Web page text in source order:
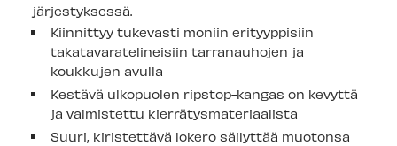
järjestyksessä.
Kiinnittyy tukevasti moniin erityyppisiin
takatavaratelineisiin tarranauhojen ja
koukkujen avulla
Kestävä ulkopuolen ripstop-kangas on kevyttä
ja valmistettu kierrätysmateriaalista
Suuri, kiristettävä lokero säilyttää muotonsa